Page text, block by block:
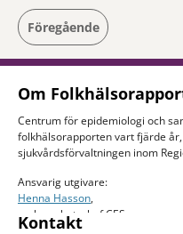
Föregående
Om
Centrum för epidemiologi och
folkhälsorapporten vart fjärde
sjukvårdsförvaltningen inom
Ansvarig utgivare:
Henna Hasson,
verksamhetschef CES
Kontakt